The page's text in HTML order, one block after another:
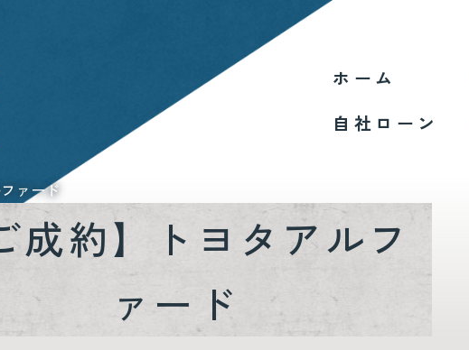
ホーム
自社ローン
ァード
成約】トヨタアルフ
ァード